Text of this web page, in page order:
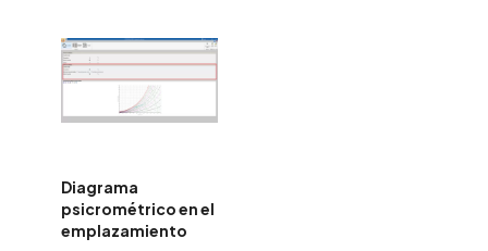
Diagrama
psicrométrico en el
emplazamiento